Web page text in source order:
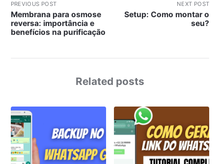
PREVIOUS POST
Membrana para osmose
reversa: importância e
benefícios na purificação
NEXT POST
Setup: Como montar o
seu?
Related posts